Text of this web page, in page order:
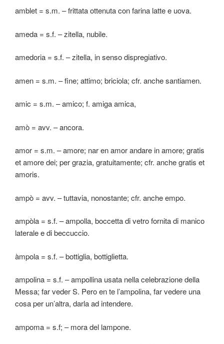
amblet = s.m. – frittata ottenuta con farina latte e uova.
ameda = s.f. – zitella, nubile.
amedoria = s.f. – zitella, in senso dispregiativo.
amen = s.m. – fine; attimo; briciola; cfr. anche santiamen.
amic = s.m. – amico; f. amiga amica,
amò = avv. – ancora.
amor = s.m. – amore; nar en amor andare in amore; gratis
et amore dei; per grazia, gratuitamente; cfr. anche gratis et
amoris.
ampò = avv. – tuttavia, nonostante; cfr. anche empo.
ampòla = s.f. – ampolla, boccetta di vetro fornita di manico
laterale e di beccuccio.
àmpola = s.f. – bottiglia, bottiglietta.
ampolina = s.f. – ampollina usata nella celebrazione della
Messa; far veder S. Pero en te l’ampolina, far vedere una
cosa per un’altra, darla ad intendere.
ampoma = s.f; – mora del lampone.